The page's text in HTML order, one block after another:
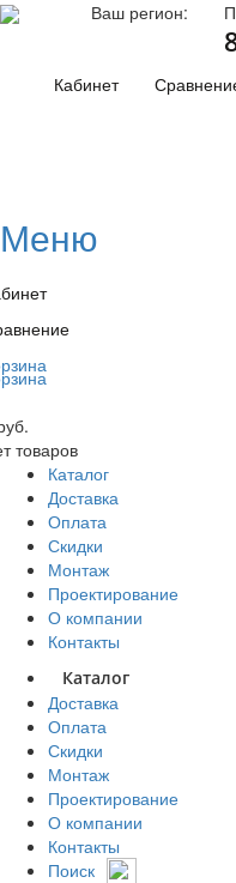
Ваш регион:
Кабинет
Меню
товаров
Каталог
Доставка
Оплата
Скидки
Монтаж
Проектирование
О компании
Контакты
Каталог
Доставка
Оплата
Скидки
Монтаж
Проектирование
О компании
Контакты
Поиск